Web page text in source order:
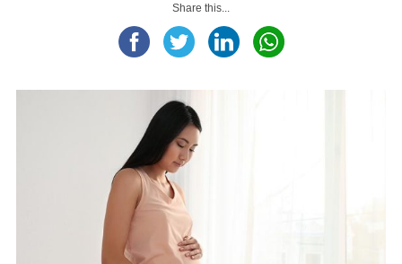
Share this...